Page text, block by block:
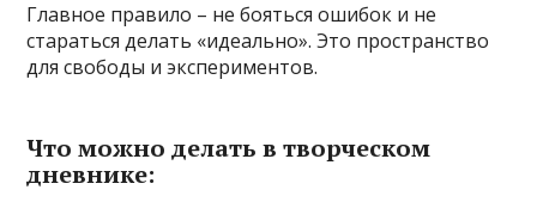
Главное правило – не бояться ошибок и не
стараться делать «идеально». Это пространство
для свободы и экспериментов.
Что можно делать в творческом
дневнике: